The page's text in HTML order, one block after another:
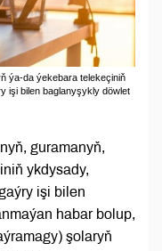
ýa-da ýekebara telekeçiniň
işi bilen baglanyşykly döwlet
guramanyň,
ykdysady,
işi bilen
habar bolup,
şolaryň